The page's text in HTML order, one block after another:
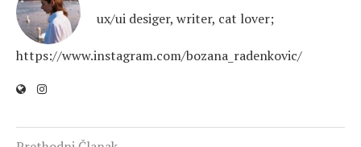
ux/ui desiger, writer, cat lover;
https://www.instagram.com/bozana_radenkovic/